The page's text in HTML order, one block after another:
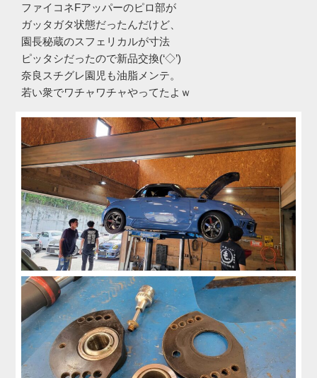
ファイコネFアッパーのピロ部が
ガッタガタ状態だったんだけど、
園長秘蔵のスフェリカルが寸法
ピッタシだったので新品交換(‘◇’)ゞ
奈良スチグレ園児も油脂メンテ。
若い衆でワチャワチャやってたよｗ